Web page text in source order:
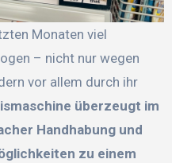
– nicht nur wegen
vor allem durch ihr
überzeugt im
Handhabung und
zu einem